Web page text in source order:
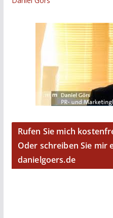
Rufen Sie mich
Oder schreiben Sie mir
danielgoers.de